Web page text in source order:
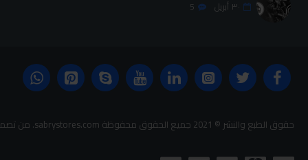
٣٠ أبريل 5
حقوق الطبع والنشر © 2021 جميع الحقوق محفوظة sabrystores.com. من تصميم-